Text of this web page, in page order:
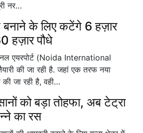
नर…
बनाने के लिए कटेंगे 6 हज़ार
हज़ार पौधे
एयरपोर्ट (Noida International
की जा रही है. जहां एक तरफ नया
की जा रही है, वही…
को बड़ा तोहफा, अब टेट्रा
का रस